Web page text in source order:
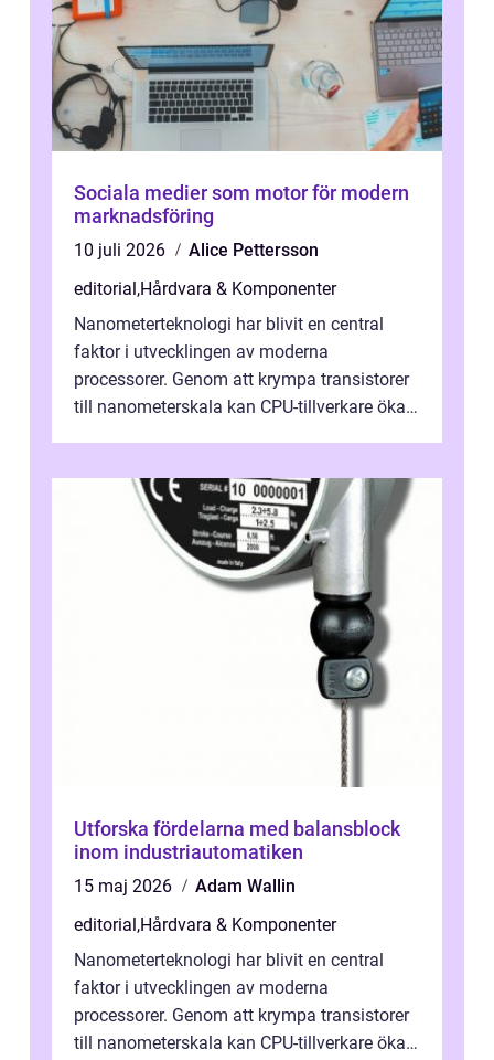
Sociala medier som motor för modern
marknadsföring
10 juli 2026
Alice Pettersson
editorial,Hårdvara & Komponenter
Nanometerteknologi har blivit en central
faktor i utvecklingen av moderna
processorer. Genom att krympa transistorer
till nanometerskala kan CPU-tillverkare öka
Utforska fördelarna med balansblock
inom industriautomatiken
15 maj 2026
Adam Wallin
editorial,Hårdvara & Komponenter
Nanometerteknologi har blivit en central
faktor i utvecklingen av moderna
processorer. Genom att krympa transistorer
till nanometerskala kan CPU-tillverkare öka